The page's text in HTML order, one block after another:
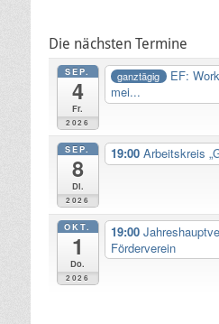
Die nächsten Termine
SEP.
4
Fr.
2026
ganztägig
EF:
mei...
SEP.
8
Di.
2026
19:00 Arbeitskreis
OKT.
1
Do.
2026
19:00
Förderverein